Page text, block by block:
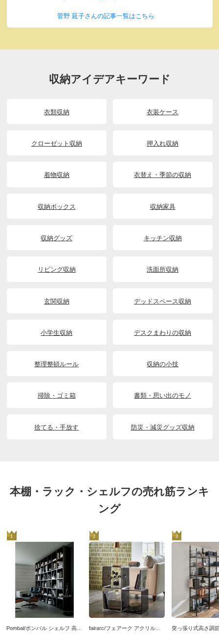
菅野 延子さんの記事一覧はこちら
収納アイデアキーワード
衣類収納 衣装ケース
クローゼット収納 押入れ収納
着物収納 衣替え・季節の収納
収納ボックス 収納家具
収納グッズ キッチン収納
リビング収納 洗面所収納
玄関収納 デッドスペース収納
小学生収納 デスクまわりの収納
整理整頓ルール 収納の小技
掃除・ゴミ箱 書類・思い出のモノ
捨てる・手放す 防災・減災グッズ収納
本棚・ラック・シェルフの売れ筋ランキ
ング
1 2 3